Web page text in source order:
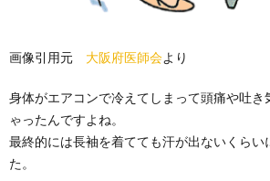
画像引用元 大阪府医師会より
身体がエアコンで冷えてしまって頭痛や吐き
ゃったんですよね。
最終的には長袖を着てても汗が出ないくらい
た。